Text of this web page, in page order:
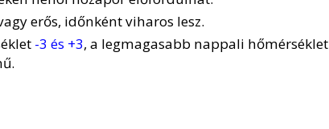
erős, időnként viharos lesz.
-3 és +3, a legmagasabb nappali hőmérséklet